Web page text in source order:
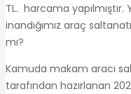
TL. harcama
inandığımız araç
mı?
Kamuda makam aracı
tarafından hazırlanan